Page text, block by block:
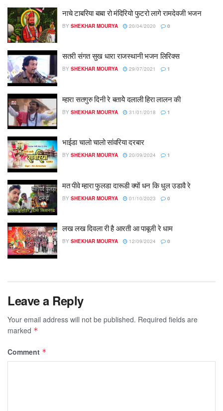
नाचे टाबरिया बाबा रो मंदिरियो फुटरो लागे रामदेवजी भजन
BY SHEKHAR MOURYA 20/04/2020 0
सतरी संगत सुख धारा राजस्थानी भजन लिरिक्स
BY SHEKHAR MOURYA 29/07/2021 1
म्हारा सतगुरु दिनी रे बतायेे दलाली हिरा लालन की
BY SHEKHAR MOURYA 31/01/2018 1
भाईडा चालो चालो सांवरिया दरबार
BY SHEKHAR MOURYA 20/09/2024 1
मत पीवे म्हारा फुलडा दारूडी क्यों धन कि धुल उडावै रे
BY SHEKHAR MOURYA 01/10/2023 0
लख लख दिवला री है आरती आ पाबूजी रे धाम
BY SHEKHAR MOURYA 12/09/2024 0
Leave a Reply
Your email address will not be published. Required fields are
marked *
Comment *